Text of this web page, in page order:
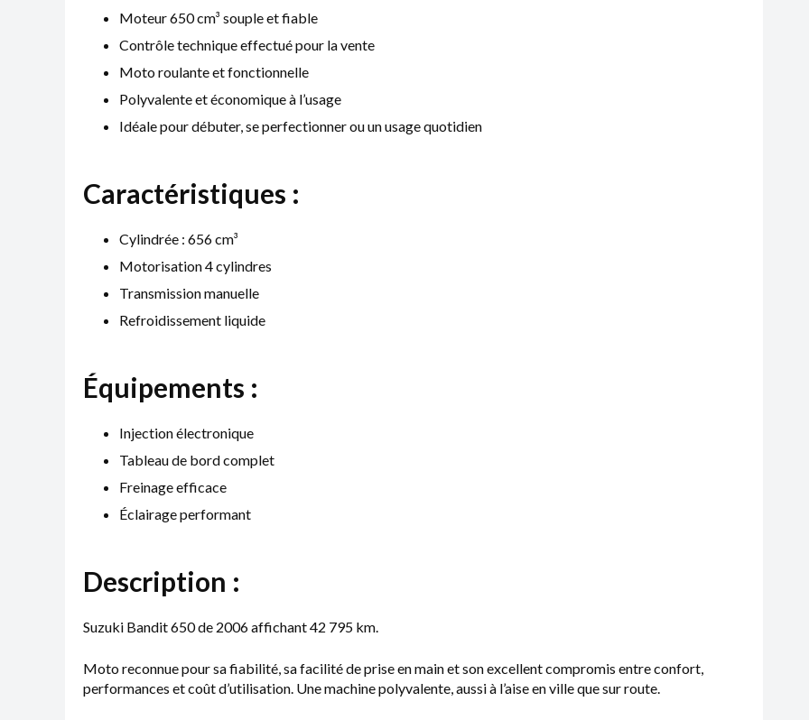
Moteur 650 cm³ souple et fiable
Contrôle technique effectué pour la vente
Moto roulante et fonctionnelle
Polyvalente et économique à l’usage
Idéale pour débuter, se perfectionner ou un usage quotidien
Caractéristiques :
Cylindrée : 656 cm³
Motorisation 4 cylindres
Transmission manuelle
Refroidissement liquide
Équipements :
Injection électronique
Tableau de bord complet
Freinage efficace
Éclairage performant
Description :
Suzuki Bandit 650 de 2006 affichant 42 795 km.
Moto reconnue pour sa fiabilité, sa facilité de prise en main et son excellent compromis entre confort,
performances et coût d’utilisation. Une machine polyvalente, aussi à l’aise en ville que sur route.